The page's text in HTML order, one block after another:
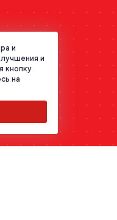
и
и
кнопку
на